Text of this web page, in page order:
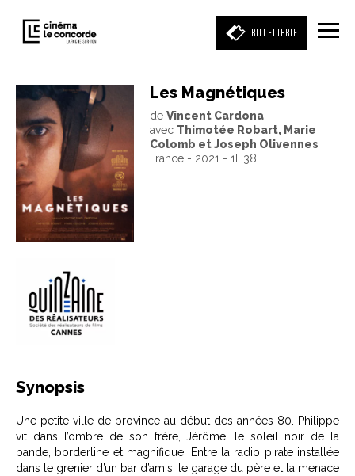
BILLETTERIE
Entrez votre mot clé
(film, réalisateur, acteur, événement)
Les Magnétiques
de Vincent Cardona
avec Thimotée Robart, Marie
Colomb et Joseph Olivennes
France - 2021 - 1H38
Synopsis
Une petite ville de province au début des années 80. Philippe
vit dans l’ombre de son frère, Jérôme, le soleil noir de la
bande, borderline et magnifique. Entre la radio pirate installée
dans le grenier d’un bar d’amis, le garage du père et la menace